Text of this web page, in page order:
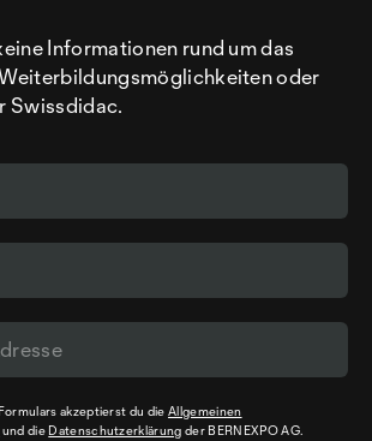
Informationen rund um das
oder
Swissdidac.
akzeptierst du dieAllgemeinen
und die Datenschutzerklärung der BERNEXPO AG.